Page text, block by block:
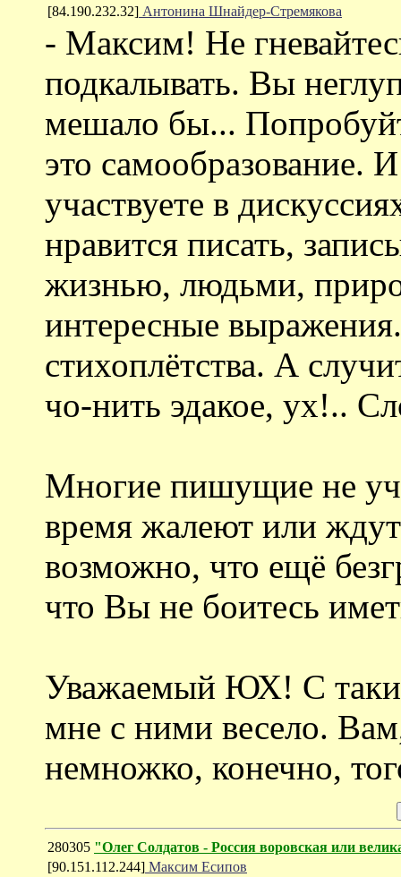
[84.190.232.32] Антонина Шнайдер-Стремякова
- Максим! Не
подкалывать. Вы
мешало бы...
это самообразование.
участвуете в
нравится писать,
жизнью, людьми,
интересные
стихоплётства. А
чо-нить эдакое, ух!..
Многие пишущие не
время жалеют или
возможно, что ещё
что Вы не боитесь
Уважаемый ЮХ! С
мне с ними весело.
немножко, конечно,
280305 "Олег Солдатов - Россия воровская или
[90.151.112.244] Максим Есипов